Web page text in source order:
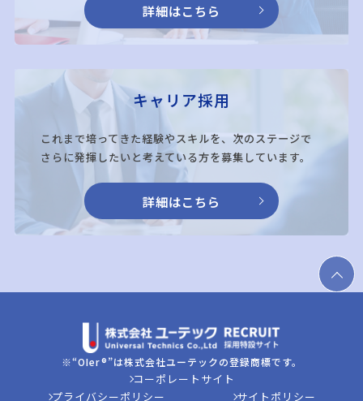
詳細はこちら
キャリア採用
これまで培ってきた経験やスキルを、次のステージで
さらに発揮したいと考えている方を募集しています。
詳細はこちら
※“OIer®”は株式会社ユーテックの登録商標です。
コーポレートサイト
プライバシーポリシー
サイトポリシー